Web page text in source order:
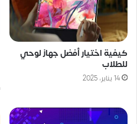
كيفية اختيار أفضل جهاز لوحي
للطلاب
14 يناير، 2025